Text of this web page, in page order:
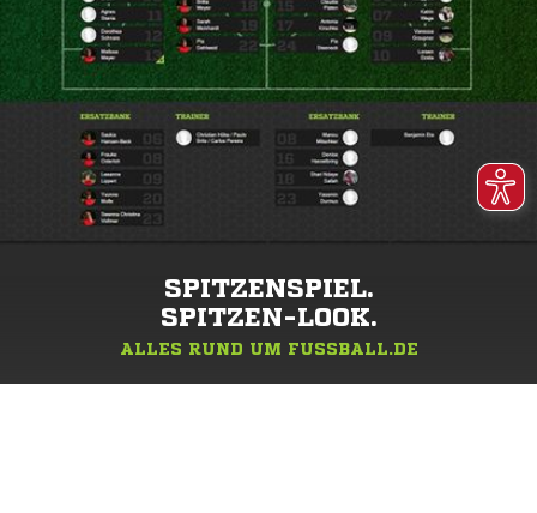
SPITZENSPIEL.
SPITZEN-LOOK.
ALLES RUND UM FUSSBALL.DE